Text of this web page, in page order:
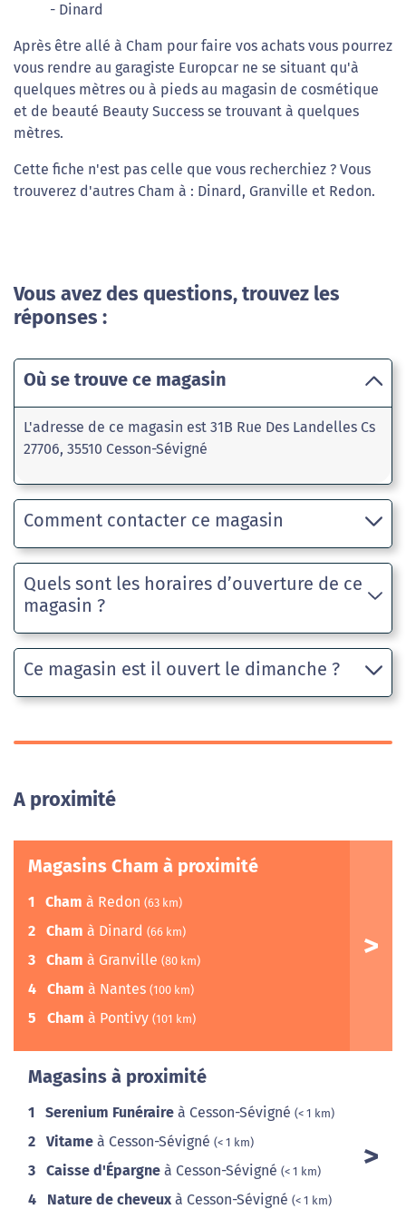
- Dinard
Après être allé à Cham pour faire vos achats vous pourrez
vous rendre au garagiste Europcar ne se situant qu'à
quelques mètres ou à pieds au magasin de cosmétique
et de beauté Beauty Success se trouvant à quelques
mètres.
Cette fiche n'est pas celle que vous recherchiez ? Vous
trouverez d'autres Cham à : Dinard, Granville et Redon.
Vous avez des questions, trouvez les
réponses :
Où se trouve ce magasin
L'adresse de ce magasin est 31B Rue Des Landelles Cs
27706, 35510 Cesson-Sévigné
Comment contacter ce magasin
Quels sont les horaires d’ouverture de ce
magasin ?
Ce magasin est il ouvert le dimanche ?
A proximité
Magasins Cham à proximité
1 Cham à Redon (63 km)
2 Cham à Dinard (66 km)
3 Cham à Granville (80 km)
4 Cham à Nantes (100 km)
5 Cham à Pontivy (101 km)
Magasins à proximité
1 Serenium Funéraire à Cesson-Sévigné (< 1 km)
2 Vitame à Cesson-Sévigné (< 1 km)
3 Caisse d'Épargne à Cesson-Sévigné (< 1 km)
4 Nature de cheveux à Cesson-Sévigné (< 1 km)